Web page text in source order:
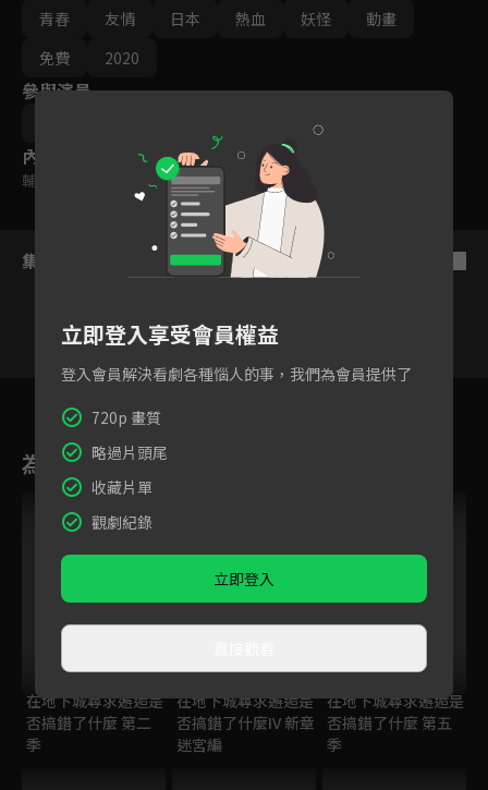
「這裡是…哪裡?」圍繞著能說人類話語的龍之少女，都市被捲入
了前所未有的異常狀況（Irregular）。人與怪物。破壞了長久存
斷的時刻⋯
青春
友情 日本 熱血 妖怪
動畫
免費
2020
參與演員
內容標籤
輔導十二歲級
集數列表
為您推薦
在地下城尋求邂逅是
否搞錯了什麼 第二
季
在地下城尋求邂逅是
否搞錯了什麼IV 新章
迷宮編
在地下城尋求邂逅是
否搞錯了什麼 第五
季
立即登入享受會員權益
登入會員解決看劇各種惱人的事，我們為會員提供了
720p 畫質
略過片頭尾
收藏片單
觀劇紀錄
立即登入